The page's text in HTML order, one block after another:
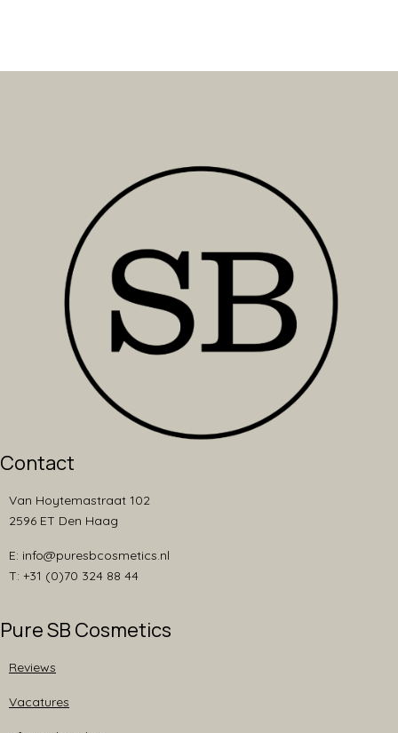
Contact
Van Hoytemastraat 102
2596 ET Den Haag
E: info@puresbcosmetics.nl
T: +31 (0)70 324 88 44
Pure SB Cosmetics
Reviews
Vacatures